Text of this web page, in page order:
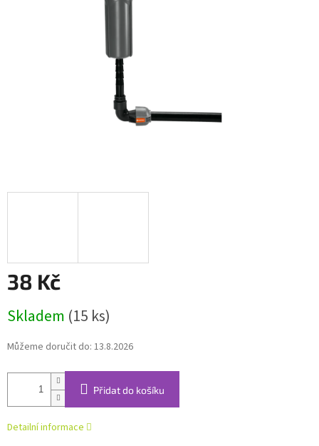
38 Kč
cena:
Skladem (15 ks)
Můžeme doručit do: 13.8.2026
Přidat do košíku
Detailní informace